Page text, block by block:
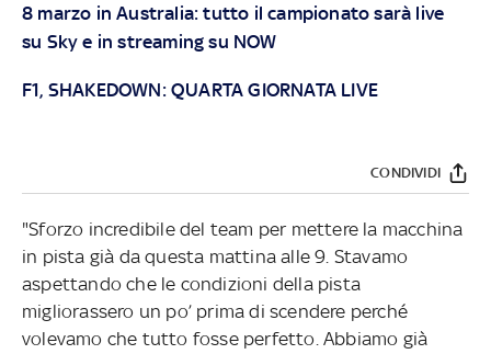
8 marzo in Australia: tutto il campionato sarà live
su Sky e in streaming su NOW
F1, SHAKEDOWN: QUARTA GIORNATA LIVE
CONDIVIDI
"Sforzo incredibile del team per mettere la macchina
in pista già da questa mattina alle 9. Stavamo
aspettando che le condizioni della pista
migliorassero un po’ prima di scendere perché
volevamo che tutto fosse perfetto. Abbiamo già